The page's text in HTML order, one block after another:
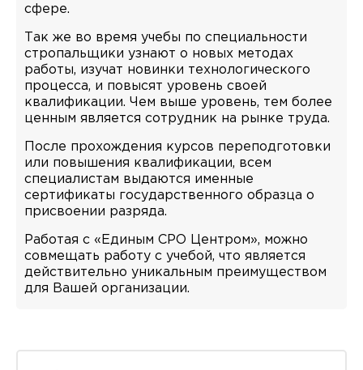
сфере.
Так же во время учебы по специальности
стропальщики узнают о новых методах
работы, изучат новинки технологического
процесса, и повысят уровень своей
квалификации. Чем выше уровень, тем более
ценным является сотрудник на рынке труда.
После прохождения курсов переподготовки
или повышения квалификации, всем
специалистам выдаются именные
сертификаты государственного образца о
присвоении разряда.
Работая с «Единым СРО Центром», можно
совмещать работу с учебой, что является
действительно уникальным преимуществом
для Вашей организации.